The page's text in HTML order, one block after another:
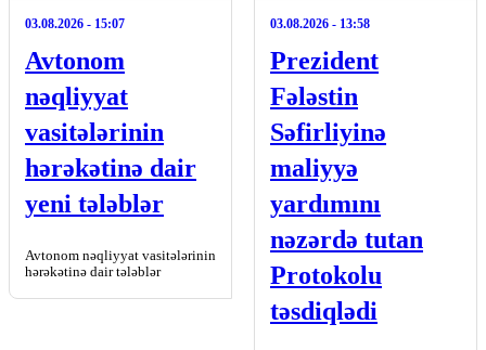
03.08.2026 - 15:07
Avtonom
nəqliyyat
vasitələrinin
hərəkətinə dair
yeni tələblər
Avtonom nəqliyyat vasitələrinin
hərəkətinə dair tələblər
ki, bu, Prezident İlham Əliyevin
03.08.2026 - 13:58
Prezident
Fələstin
Səfirliyinə
maliyyə
yardımını
nəzərdə tutan
Protokolu
təsdiqlədi